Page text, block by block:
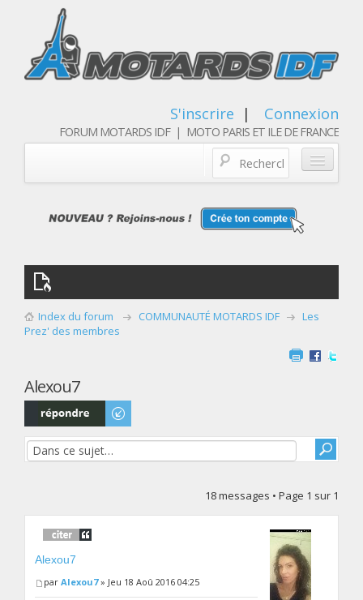
S'inscrire | Connexion
FORUM MOTARDS IDF | MOTO PARIS ET ILE DE FRANCE
Qui sommes nous
Les membres
Index du forum COMMUNAUTÉ MOTARDS IDF
Les
Prez' des membres
Alexou7
Répondre
18 messages • Page 1 sur 1
Alexou7
parAlexou7» Jeu 18 Aoû 2016 04:25